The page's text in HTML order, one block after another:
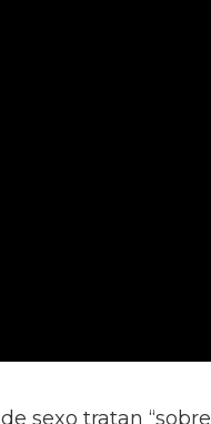
sexo tratan “sobre